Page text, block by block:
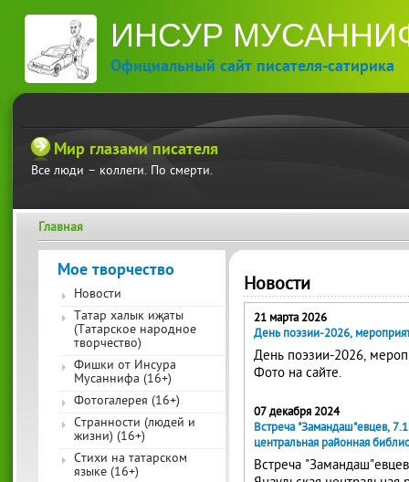
ИНСУР
Официальный сайт писателя-сатирика
Мир глазами писателя
Все люди – коллеги. По смерти.
Вы здесь
Главная
Новости
21 марта 2026
День поэзии-2026,
День поэзии-2026,
Фото на сайте.
07 декабря 2024
Встреча "Замандаш"евцев,
центральная районная
Встреча
Мое творчество
Новости
Татар халык иҗаты
(Татарское народное
творчество)
Фишки от Инсура
Мусаннифа (16+)
Фотогалерея (16+)
Странности (людей и
жизни) (16+)
Стихи на татарском
языке (16+)